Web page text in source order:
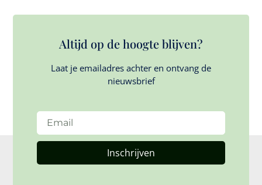
Altijd op de hoogte blijven?
Laat je emailadres achter en ontvang de
nieuwsbrief
Inschrijven